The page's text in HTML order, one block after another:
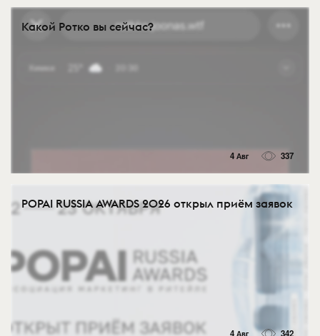
Какой Ротко вы сейчас?
4 Авг 337
POPAI RUSSIA AWARDS 2026 открыл приём заявок
4 Авг 342